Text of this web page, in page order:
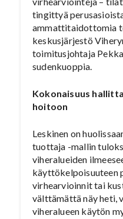
tingittyä
ammattitaidottomia
keskusjärjestö
toimitusjohtaja
sudenkuoppia.
Kokonaisuus
hoitoon
Leskinen on
tuottaja -mallin
viheralueiden
käyttökelpoisuuteen
virhearvioinnit tai
välttämättä näy heti,
viheralueen käytön